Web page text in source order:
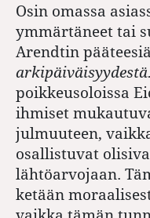
Osin omassa
ymmärtäneet tai
Arendtin pääteesiä
arkipäiväisyydestä.
poikkeusoloissa
ihmiset
julmuuteen,
osallistuvat
lähtöarvojaan.
ketään